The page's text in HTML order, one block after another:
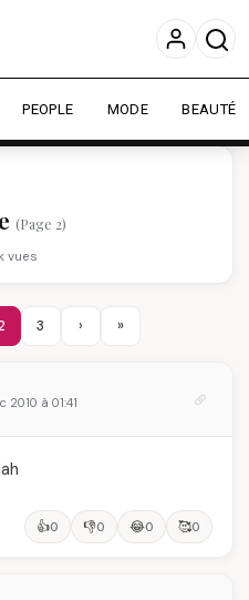
pour améliorer votre
En savoir plus
Personnaliser
PEOPLE MODE BEAUTÉ
(Page 2)
vues
3 › »
2010 à 01:41
👍0 👎0 😂0 🥰0